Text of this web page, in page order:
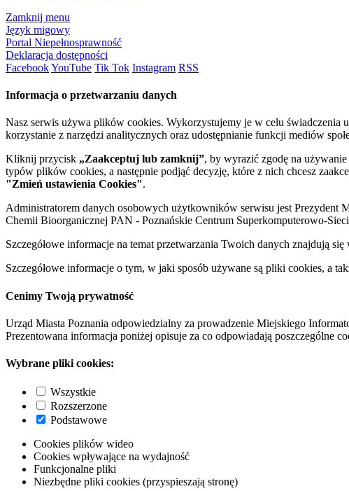
Zamknij menu
Język migowy
Portal Niepełnosprawność
Deklaracja dostępności
FacebookYouTube Tik Tok Instagram RSS
Informacja o przetwarzaniu danych
Nasz serwis używa plików cookies. Wykorzystujemy je w celu
korzystanie z narzędzi analitycznych oraz udostępnianie funkcji mediów
Kliknij przycisk „Zaakceptuj lub zamknij”, by wyrazić zgodę na
typów plików cookies, a następnie podjąć decyzję, które z nich chcesz
"Zmień ustawienia Cookies".
Administratorem danych osobowych użytkowników serwisu jest Prezydent
Chemii Bioorganicznej PAN - Poznańskie Centrum Superkomputerowo-
Szczegółowe informacje na temat przetwarzania Twoich danych znajdują się
Szczegółowe informacje o tym, w jaki sposób używane są pliki cookies, a
Cenimy Twoją prywatność
Urząd Miasta Poznania odpowiedzialny za prowadzenie Miejskiego
Prezentowana informacja poniżej opisuje za co odpowiadają poszczególne
Wybrane pliki cookies:
Wszystkie
Rozszerzone
Podstawowe
Cookies plików wideo
Cookies wpływające na wydajność
Funkcjonalne pliki
Niezbędne pliki cookies (przyspieszają stronę)